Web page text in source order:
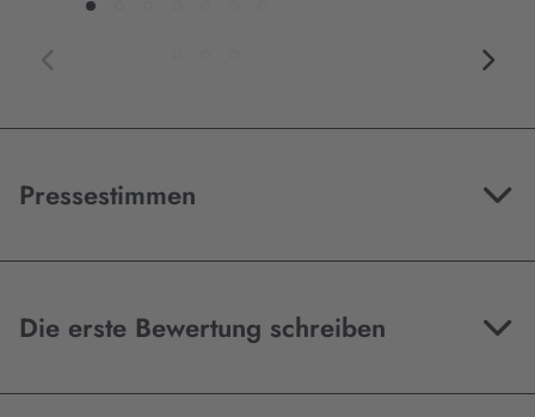
Pressestimmen
Die erste Bewertung schreiben